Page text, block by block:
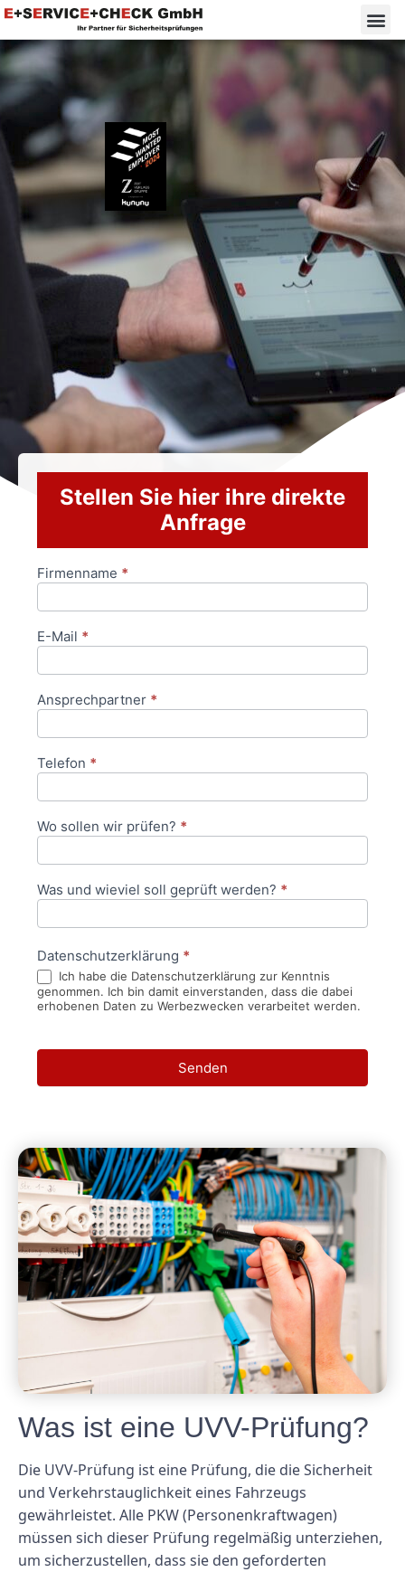
Stellen Sie hier ihre direkte
Anfrage
Anfrageformular
Firmenname *
E-Mail *
Ansprechpartner *
Telefon *
Wo sollen wir prüfen? *
Was und wieviel soll geprüft werden? *
Datenschutzerklärung *
Ich habe die Datenschutzerklärung zur Kenntnis
genommen. Ich bin damit einverstanden, dass die dabei
erhobenen Daten zu Werbezwecken verarbeitet werden.
Senden
Was ist eine UVV-Prüfung?
Die UVV-Prüfung ist eine Prüfung, die die Sicherheit
und Verkehrstauglichkeit eines Fahrzeugs
gewährleistet. Alle PKW (Personenkraftwagen)
müssen sich dieser Prüfung regelmäßig unterziehen,
um sicherzustellen, dass sie den geforderten